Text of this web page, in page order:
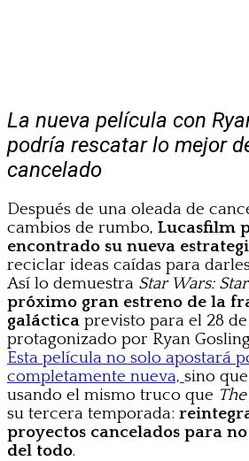
La nueva película con
podría rescatar lo mejor
cancelado
Después de una oleada de
cambios de rumbo, Lucasfilm
encontrado su nueva
reciclar ideas caídas para
Así lo demuestra Star Wars:
próximo gran estreno de la
galáctica previsto para el 28
protagonizado por Ryan
Esta película no solo apostará
completamente nueva, sino
usando el mismo truco que
su tercera temporada:
proyectos cancelados para
del todo.